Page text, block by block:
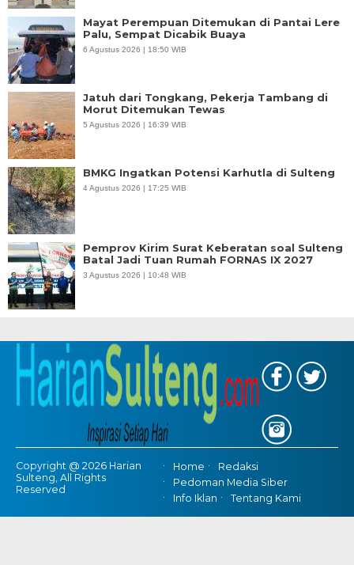
Mayat Perempuan Ditemukan di Pantai Lere
Palu, Sempat Dicabik Buaya
6 Agustus 2026 | 18:50 WIB
Jatuh dari Tongkang, Pekerja Tambang di
Morut Ditemukan Tewas
5 Agustus 2026 | 16:39 WIB
BMKG Ingatkan Potensi Karhutla di Sulteng
4 Agustus 2026 | 17:25 WIB
Pemprov Kirim Surat Keberatan soal Sulteng
Batal Jadi Tuan Rumah FORNAS IX 2027
3 Agustus 2026 | 10:48 WIB
Copyright @ 2026 Harian
Sulteng, All Rights
Reserved
Home
Redaksi
Pedoman Media Siber
Info Iklan
Tentang Kami